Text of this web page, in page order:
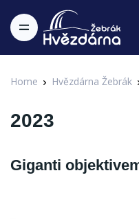
Home Hvězdárna Žebrák
2023
Giganti